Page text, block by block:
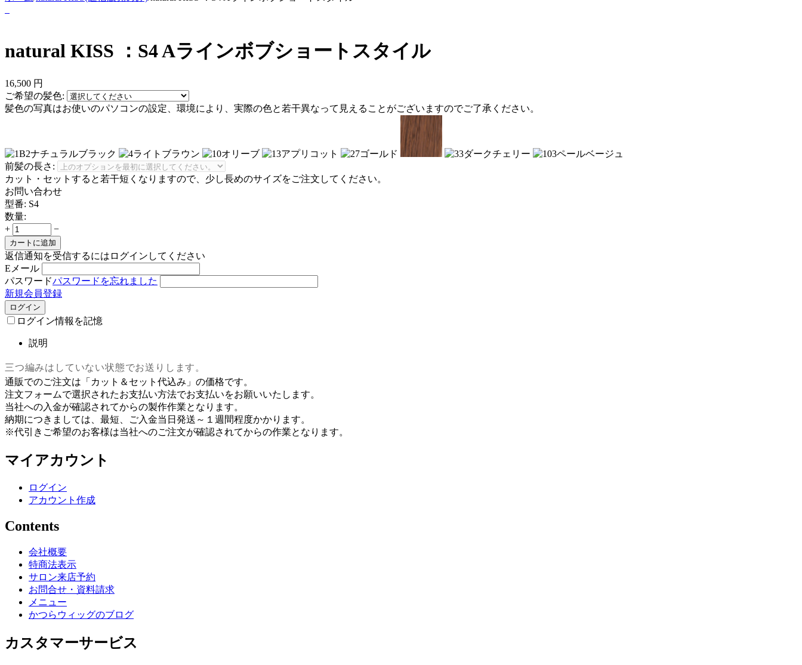
natural KISS ：S4 Aラインボブショートスタイル
16,500 円
ご希望の髪色:
髪色の写真はお使いのパソコンの設定、環境により、実際の色と若干異なって見えることがございますのでご了承ください。
前髪の長さ:
カット・セットすると若干短くなりますので、少し長めのサイズをご注文してください。
お問い合わせ
型番: S4
数量:
+
−
カートに追加
返信通知を受信するにはログインしてください
Eメール
パスワードパスワードを忘れました
新規会員登録
ログイン
ログイン情報を記憶
説明
三つ編みはしていない状態でお送りします。
通販でのご注文は「カット＆セット代込み」の価格です。
注文フォームで選択されたお支払い方法でお支払いをお願いいたします。
当社への入金が確認されてからの製作作業となります。
納期につきましては、最短、ご入金当日発送～１週間程度かかります。
※代引きご希望のお客様は当社へのご注文が確認されてからの作業となります。
マイアカウント
ログイン
アカウント作成
Contents
会社概要
特商法表示
サロン来店予約
お問合せ・資料請求
メニュー
かつらウィッグのブログ
カスタマーサービス